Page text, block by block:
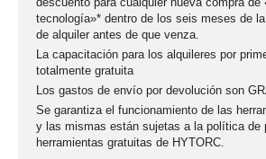
tecnología»* dentro de los seis meses de
de alquiler antes de que venza.
La capacitación para los alquileres por
totalmente gratuita
Los gastos de envío por devolución son
Se garantiza el funcionamiento de las
y las mismas están sujetas a la política de
herramientas gratuitas de HYTORC.